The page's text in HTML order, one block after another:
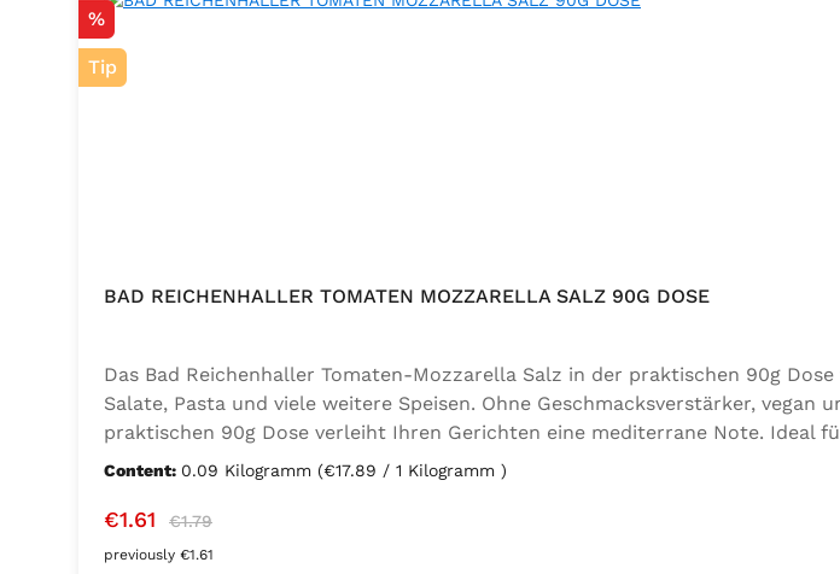
Discount
%
Tip
BAD REICHENHALLER TOMATEN MOZZARELLA SALZ 90G DOSE
Das Bad Reichenhaller Tomaten-Mozzarella Salz in der praktischen 90g
Salate, Pasta und viele weitere Speisen. Ohne Geschmacksverstärker,
praktischen 90g Dose verleiht Ihren Gerichten eine mediterrane Note. Ideal
Geschmacksverstärker, vegan und glutenfrei – für natürlichen Genuss in
Content: 0.09 Kilogramm (€17.89 / 1 Kilogramm )
Sale price:
€1.61 Regular price:
€1.79
previously €1.61